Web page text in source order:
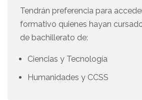
Tendrán preferencia para
formativo quienes hayan
de bachillerato de:
Ciencias y Tecnología
Humanidades y CCSS